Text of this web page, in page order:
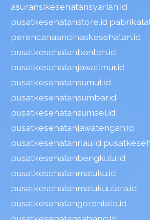
asuransikesehatansyariah.id
pusatkesehatanstore.id
perencanaandinaskesehatan.id
pusatkesehatanbanten.id
pusatkesehatanjawatimur.id
pusatkesehatansumut.id
pusatkesehatansumbar.id
pusatkesehatansumsel.id
pusatkesehatanjawatengah.id
pusatkesehatanriau.id
pusatkesehatanbengkulu.id
pusatkesehatanmaluku.id
pusatkesehatanmalukuutara.id
pusatkesehatangorontalo.id